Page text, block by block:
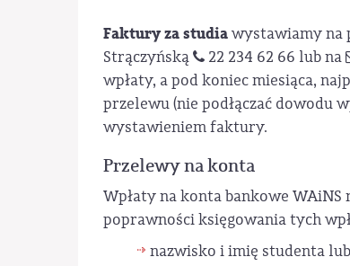
Faktury za studiawystawiamy na
Strączyńską
22 234 62 66 lub na
wpłaty, a pod koniec miesiąca,
przelewu (nie podłączać dowodu
wystawieniem faktury.
Przelewy na konta
Wpłaty na konta bankowe
poprawności księgowania tych
nazwisko i imię studenta